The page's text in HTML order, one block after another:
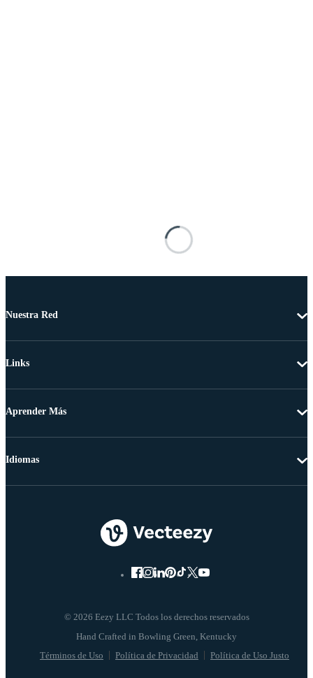
Nuestra Red
Links
Aprender Más
© 2026 Eezy LLC Todos los derechos reservados
Términos de Uso Política de Privacidad Política de Uso Justo
Idiomas